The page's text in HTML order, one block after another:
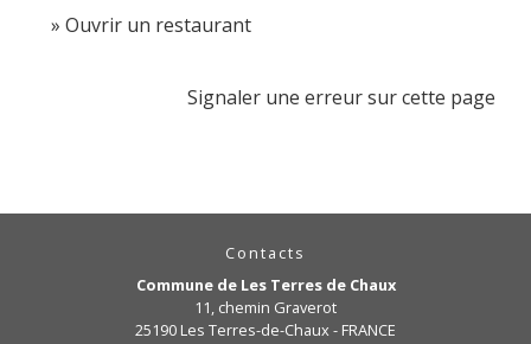
Ouvrir un restaurant
Signaler une erreur sur cette page
Contacts
Commune de Les Terres de Chaux
11, chemin Graverot
25190 Les Terres-de-Chaux - FRANCE